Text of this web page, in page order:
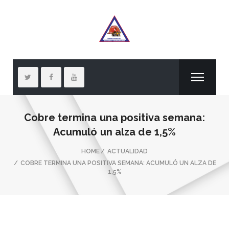
Cobre termina una positiva semana:
Acumuló un alza de 1,5%
HOME
ACTUALIDAD
COBRE TERMINA UNA POSITIVA SEMANA: ACUMULÓ UN ALZA DE
1,5%